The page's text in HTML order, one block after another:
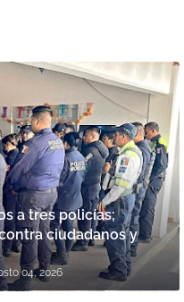
a tres policías;
ciudadanos y
04, 2026